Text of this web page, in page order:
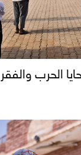
الحرب والفقر